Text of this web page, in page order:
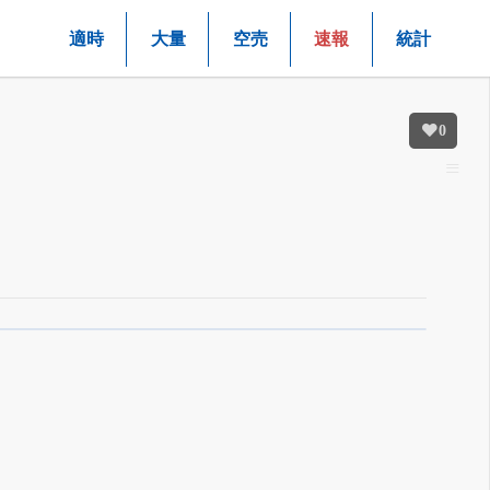
適時 大量 空売 速報 統計
0